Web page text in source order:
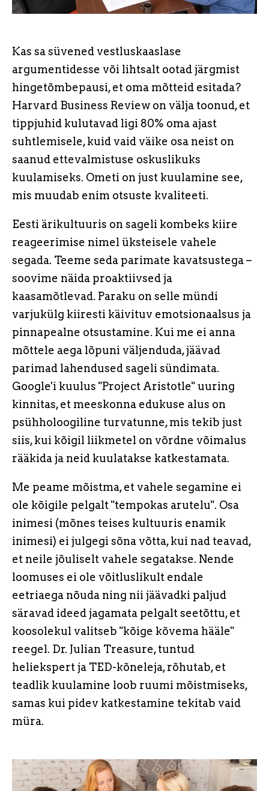
Kas sa süvened vestluskaaslase
argumentidesse või lihtsalt ootad järgmist
hingetõmbepausi, et oma mõtteid esitada?
Harvard Business Review on välja toonud, et
tippjuhid kulutavad ligi 80% oma ajast
suhtlemisele, kuid vaid väike osa neist on
saanud ettevalmistuse oskuslikuks
kuulamiseks. Ometi on just kuulamine see,
mis muudab enim otsuste kvaliteeti.
Eesti ärikultuuris on sageli kombeks kiire
reageerimise nimel üksteisele vahele
segada. Teeme seda parimate kavatsustega –
soovime näida proaktiivsed ja
kaasamõtlevad. Paraku on selle mündi
varjukülg kiiresti käivituv emotsionaalsus ja
pinnapealne otsustamine. Kui me ei anna
mõttele aega lõpuni väljenduda, jäävad
parimad lahendused sageli sündimata.
Google'i kuulus "Project Aristotle" uuring
kinnitas, et meeskonna edukuse alus on
psühholoogiline turvatunne, mis tekib just
siis, kui kõigil liikmetel on võrdne võimalus
rääkida ja neid kuulatakse katkestamata.
Me peame mõistma, et vahele segamine ei
ole kõigile pelgalt "tempokas arutelu". Osa
inimesi (mõnes teises kultuuris enamik
inimesi) ei julgegi sõna võtta, kui nad teavad,
et neile jõuliselt vahele segatakse. Nende
loomuses ei ole võitluslikult endale
eetriaega nõuda ning nii jäävadki paljud
säravad ideed jagamata pelgalt seetõttu, et
koosolekul valitseb "kõige kõvema hääle"
reegel. Dr. Julian Treasure, tuntud
heliekspert ja TED-kõneleja, rõhutab, et
teadlik kuulamine loob ruumi mõistmiseks,
samas kui pidev katkestamine tekitab vaid
müra.